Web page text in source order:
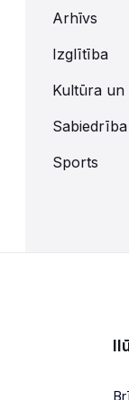
Arhīvs
Izglītība
Kultūra un
Sabiedrība
Sports